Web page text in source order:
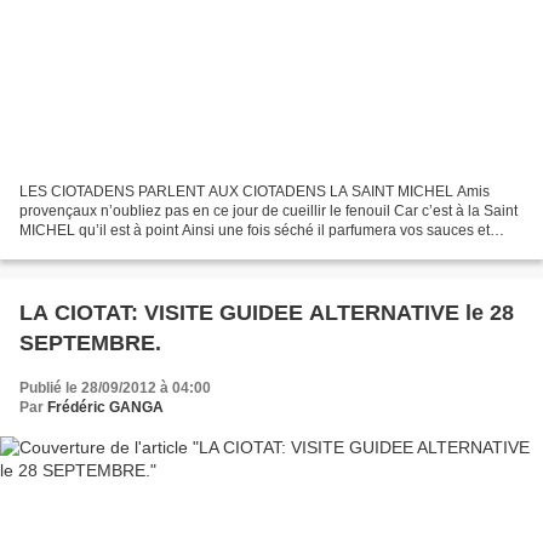
LES CIOTADENS PARLENT AUX CIOTADENS LA SAINT MICHEL Amis
provençaux n’oubliez pas en ce jour de cueillir le fenouil Car c’est à la Saint
MICHEL qu’il est à point Ainsi une fois séché il parfumera vos sauces et
LA CIOTAT: VISITE GUIDEE ALTERNATIVE le 28
SEPTEMBRE.
Publié le 28/09/2012 à 04:00
Par Frédéric GANGA